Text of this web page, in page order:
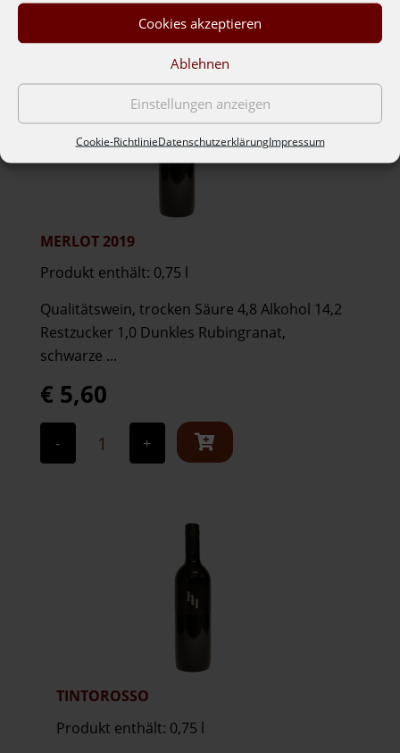
Cookies akzeptieren
Ablehnen
Einstellungen anzeigen
Cookie-RichtlinieDatenschutzerklärungImpressum
Blaufränkisch)
MERLOT 2019
Produkt enthält: 0,75 l
Qualitätswein, trocken Säure 4,8 Alkohol 14,2
Restzucker 1,0 Dunkles Rubingranat,
schwarze ...
€5,60
- 2019
Menge +
TINTOROSSO
Produkt enthält: 0,75 l